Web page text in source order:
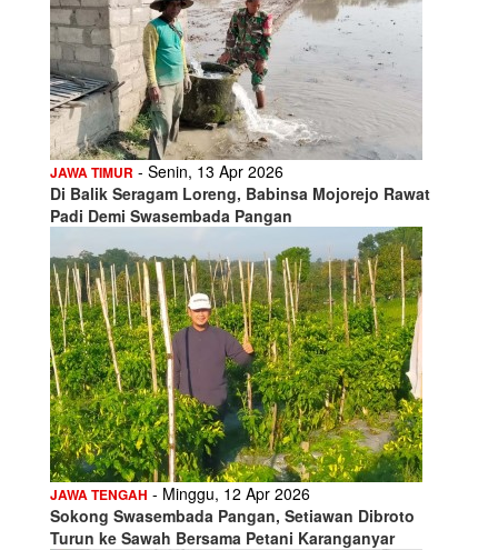
JAWA TIMUR - Senin, 13 Apr 2026
Di Balik Seragam Loreng, Babinsa Mojorejo Rawat
Padi Demi Swasembada Pangan
JAWA TENGAH - Minggu, 12 Apr 2026
Sokong Swasembada Pangan, Setiawan Dibroto
Turun ke Sawah Bersama Petani Karanganyar